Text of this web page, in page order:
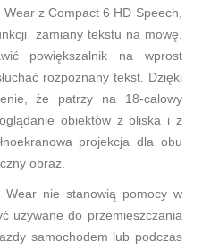
z Compact 6 HD Speech,
zamiany tekstu na mowę.
powiększalnik na wprost
rozpoznany tekst. Dzięki
że patrzy na 18-calowy
obiektów z bliska i z
projekcja dla obu
obraz.
nie stanowią pomocy w
używane do przemieszczania
samochodem lub podczas